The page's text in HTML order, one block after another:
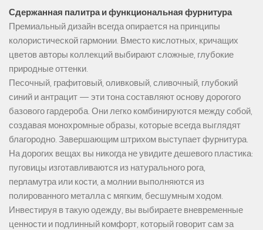
Сдержанная палитра и функциональная фурнитура
Премиальный дизайн всегда опирается на принципы
колористической гармонии. Вместо кислотных, кричащих
цветов авторы коллекций выбирают сложные, глубокие
природные оттенки.
Песочный, графитовый, оливковый, сливочный, глубокий
синий и антрацит — эти тона составляют основу дорогого
базового гардероба. Они легко комбинируются между собой,
создавая монохромные образы, которые всегда выглядят
благородно. Завершающим штрихом выступает фурнитура.
На дорогих вещах вы никогда не увидите дешевого пластика:
пуговицы изготавливаются из натурального рога,
перламутра или кости, а молнии выполняются из
полированного металла с мягким, бесшумным ходом.
Инвестируя в такую одежду, вы выбираете вневременные
ценности и подлинный комфорт, который говорит сам за